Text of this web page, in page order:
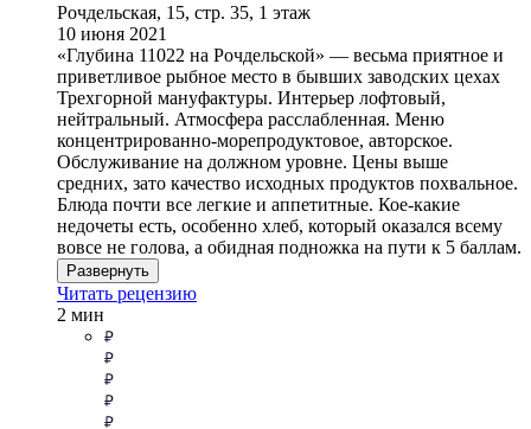
Рочдельская, 15, стр. 35, 1 этаж
10 июня 2021
«Глубина 11022 на Рочдельской» — весьма приятное и
приветливое рыбное место в бывших заводских цехах
Трехгорной мануфактуры. Интерьер лофтовый,
нейтральный. Атмосфера расслабленная. Меню
концентрированно-морепродуктовое, авторское.
Обслуживание на должном уровне. Цены выше
средних, зато качество исходных продуктов похвальное.
Блюда почти все легкие и аппетитные. Кое-какие
недочеты есть, особенно хлеб, который оказался всему
вовсе не голова, а обидная подножка на пути к 5 баллам.
Развернуть
Читать рецензию
2 мин